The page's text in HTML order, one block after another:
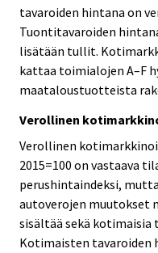
tavaroiden hintana on
Tuontitavaroiden
lisätään tullit.
kattaa toimialojen A–F
maataloustuotteista
Verollinen
Verollinen
2015=100 on vastaava
perushintaindeksi,
autoverojen muutokset
sisältää sekä
Kotimaisten tavaroiden